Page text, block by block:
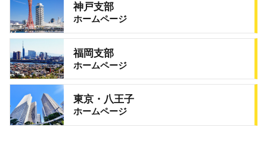
神戸支部
ホームページ
福岡支部
ホームページ
東京・八王子
ホームページ